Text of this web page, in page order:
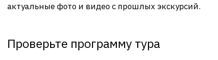
актуальные фото и видео с прошлых экскурсий.
Проверьте программу тура